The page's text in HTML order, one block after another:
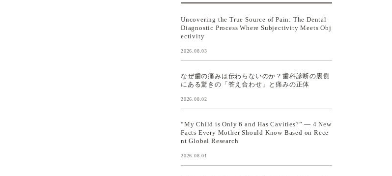
Uncovering the True Source of Pain: The Dental
Diagnostic Process Where Subjectivity Meets Obj
ectivity
2026.08.03
なぜ歯の痛みは伝わらないのか？歯科診断の裏側
にある驚きの「答え合わせ」と痛みの正体
2026.08.02
“My Child is Only 6 and Has Cavities?” — 4 New
Facts Every Mother Should Know Based on Rece
nt Global Research
2026.08.01